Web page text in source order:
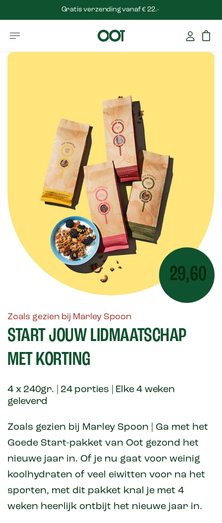
Gratis verzending vanaf € 22.-
29,60
Zoals gezien bij Marley Spoon
START JOUW LIDMAATSCHAP
MET KORTING
4 x 240gr. | 24 porties | Elke 4 weken
geleverd
Zoals gezien bij Marley Spoon | Ga met het
Goede Start-pakket van Oot gezond het
nieuwe jaar in. Of je nu gaat voor weinig
koolhydraten of veel eiwitten voor na het
sporten, met dit pakket knal je met 4
weken heerlijk ontbijt het nieuwe jaar in.